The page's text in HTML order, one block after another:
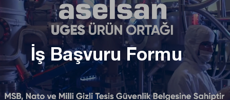
İş Başvuru Formu